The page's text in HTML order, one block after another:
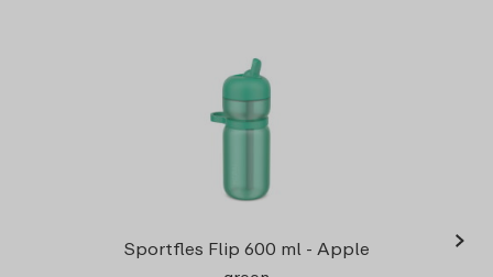
Sportfles Flip 600 ml - Apple
›